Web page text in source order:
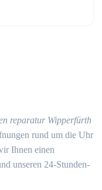
reparatur Wipperfürth
rund um die Uhr
Ihnen einen
unseren 24-Stunden-